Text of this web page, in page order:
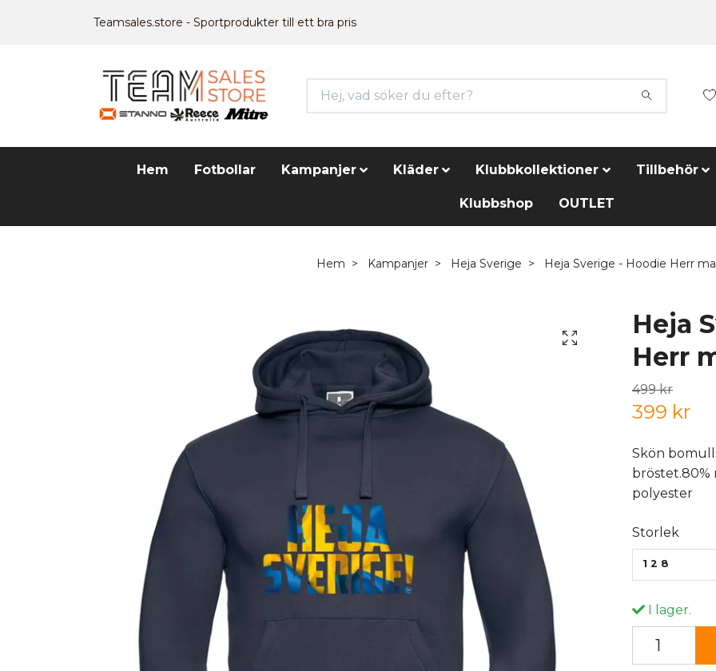
Teamsales.store - Sportprodukter till ett bra pris
Hem Fotbollar Kampanjer Kläder Klubbkollektioner Tillbehör
Klubbshop OUTLET
Hem Kampanjer Heja Sverige Heja Sverige - Hoodie Herr
Heja
Herr
499 kr
399 kr
Skön
bröstet.80%
polyester
Storlek
128
I lager.